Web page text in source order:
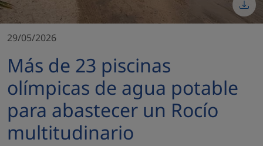
29/05/2026
Más de 23 piscinas
olímpicas de agua potable
para abastecer un Rocío
multitudinario